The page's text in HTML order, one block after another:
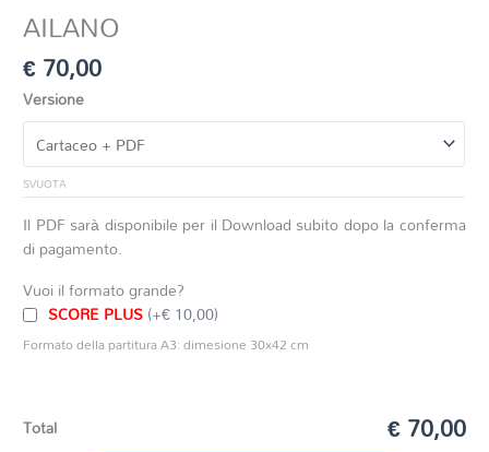
AILANO
€70,00
Versione
SVUOTA
Il PDF sarà disponibile per il Download subito dopo la conferma
di pagamento.
Vuoi il formato grande?
SCORE PLUS(+€ 10,00)
Formato della partitura A3: dimesione 30x42 cm
Total € 70,00